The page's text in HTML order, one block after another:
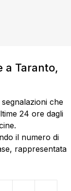
a Taranto,
che
24 ore dagli
il numero di
rappresentata